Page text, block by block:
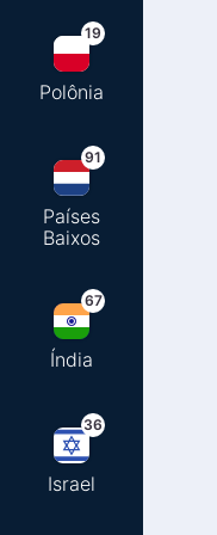
19
Polônia
91
Países
Baixos
67
Índia
36
Israel